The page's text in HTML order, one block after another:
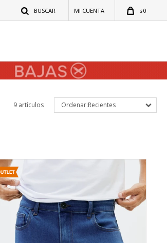
$0
9 artículos Recientes